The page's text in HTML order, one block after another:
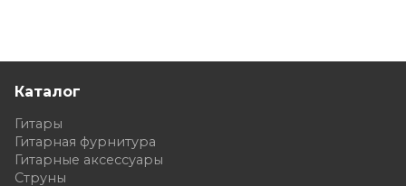
Каталог
Гитары
Гитарная фурнитура
Гитарные аксессуары
Струны